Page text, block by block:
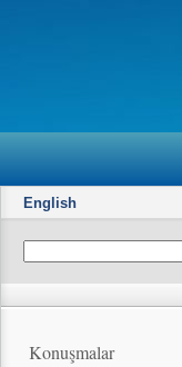
English
Konuşmalar